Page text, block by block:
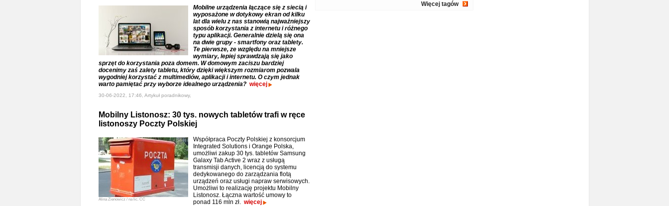
Mobilne urządzenia łączące się z siecią i
wyposażone w dotykowy ekran od kilku
lat dla wielu z nas stanowią najważniejszy
sposób korzystania z internetu i różnego
typu aplikacji. Generalnie dzielą się ona
na dwie grupy - smartfony oraz tablety.
Te pierwsze, ze względu na mniejsze
wymiary, lepiej sprawdzają się jako
sprzęt do korzystania poza domem. W domowym zaciszu bardziej
docenimy zaś zalety tabletu, który dzięki większym rozmiarom pozwala
wygodniej korzystać z multimediów, aplikacji i internetu. O czym jednak
warto pamiętać przy wyborze idealnego urządzenia? więcej
30-06-2022, 17:46, Artykuł poradnikowy,
Mobilny Listonosz: 30 tys. nowych tabletów trafi w ręce
listonoszy Poczty Polskiej
Alina Zienowicz / na lic. CC
Współpraca Poczty Polskiej z konsorcjum
Integrated Solutions i Orange Polska,
umożliwi zakup 30 tys. tabletów Samsung
Galaxy Tab Active 2 wraz z usługą
transmisji danych, licencją do systemu
dedykowanego do zarządzania flotą
urządzeń oraz usługi napraw serwisowych.
Umożliwi to realizację projektu Mobilny
Listonosz. Łączna wartość umowy to
ponad 116 mln zł. więcej
Więcej tagów